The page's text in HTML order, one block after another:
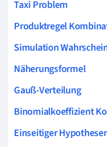
Taxi Problem
Produktregel
Simulation
Näherungsformel
Gauß-Verteilung
Binomialkoeffizient
Einseitiger